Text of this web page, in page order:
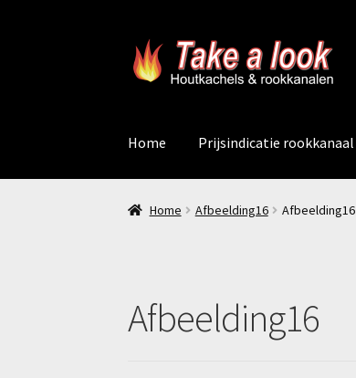
Ga
door
Ga
naar
Home Prijsindicatie rookkanaal
Home Afbeelding16 Afbeelding16
Afbeelding16